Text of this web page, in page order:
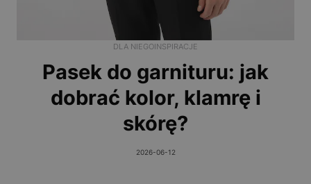
DLA NIEGOINSPIRACJE
Pasek do garnituru: jak
dobrać kolor, klamrę i
skórę?
2026-06-12